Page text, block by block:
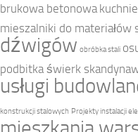
brukowa betonowa
mieszalniki do materiałów
dźwigów obróbka stali
podbitka świerk
usługi
konstrukcji stalowych Projekty instalacji